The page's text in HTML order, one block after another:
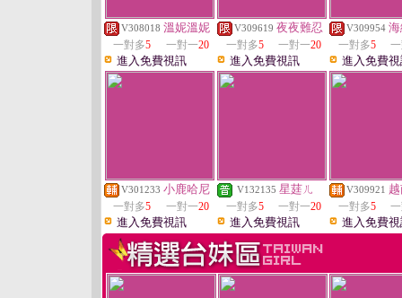
V308018 溫妮溫妮
一對多5 一對一20
進入免費視訊
V309619 夜夜難忍
一對多5 一對一20
進入免費視訊
V309954
一對多5
進入免費
V301233 小鹿哈尼
一對多5 一對一20
進入免費視訊
V132135 星莛ㄦ
一對多5 一對一20
進入免費視訊
V309921
一對多5
進入免費